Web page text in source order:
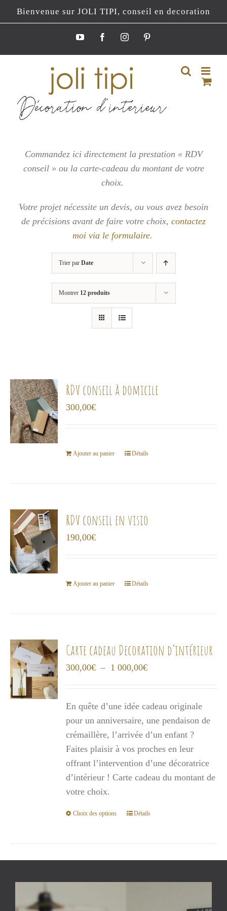
Passer
au
Bienvenue sur JOLI TIPI, conseil en decoration
YouTubeFacebookInstagramPinterest
Commandez ici directement la prestation « RDV
conseil » ou la carte-cadeau du montant de votre
choix.
Votre projet nécessite un devis, ou vous avez besoin
de précisions avant de faire votre choix, contactez
moi via le formulaire.
Trier par Date
Montrer 12 produits
RDV conseil à domicile
300,00€
Ajouter au panier Détails
RDV conseil en visio
190,00€
Ajouter au panier Détails
Carte cadeau Decoration d’intérieur
300,00€ – 1 000,00€Plage
300,00€
à
1
000,00€
En quête d’une idée cadeau originale
pour un anniversaire, une pendaison de
crémaillère, l’arrivée d’un enfant ?
Faites plaisir à vos proches en leur
offrant l’intervention d’une décoratrice
d’intérieur ! Carte cadeau du montant de
votre choix.
Choix des options
Ce
plusieurs
Détails